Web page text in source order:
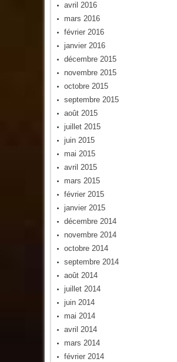
avril 2016
mars 2016
février 2016
janvier 2016
décembre 2015
novembre 2015
octobre 2015
septembre 2015
août 2015
juillet 2015
juin 2015
mai 2015
avril 2015
mars 2015
février 2015
janvier 2015
décembre 2014
novembre 2014
octobre 2014
septembre 2014
août 2014
juillet 2014
juin 2014
mai 2014
avril 2014
mars 2014
février 2014